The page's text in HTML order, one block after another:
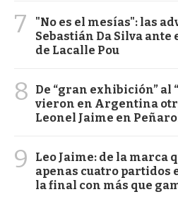
7
"No es el mesías": las
Sebastián Da Silva
de Lacalle Pou
8
De “gran exhibición” al
vieron en Argentina
Leonel Jaime en
9
Leo Jaime: de la marca
apenas cuatro partidos
la final con más que